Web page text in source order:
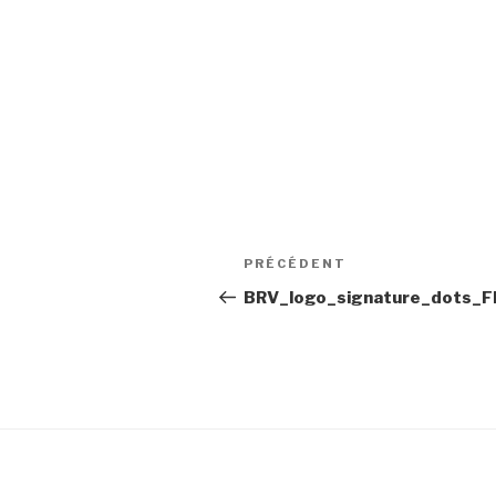
Navigation
de
Article
précédent
PRÉCÉDENT